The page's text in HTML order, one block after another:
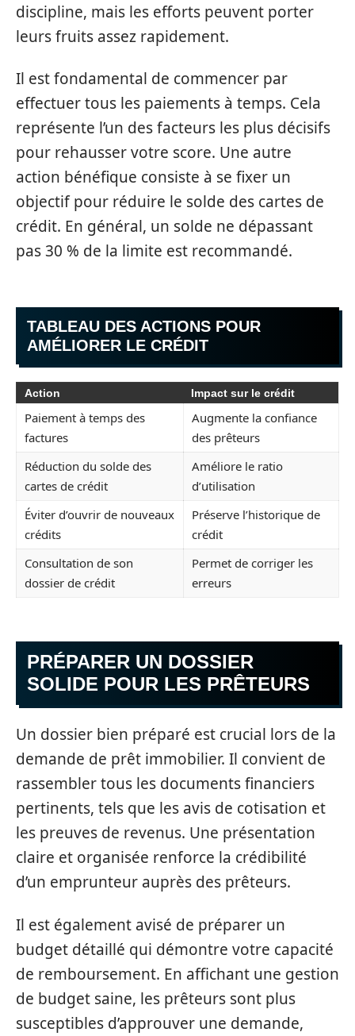
discipline, mais les efforts peuvent porter
leurs fruits assez rapidement.
Il est fondamental de commencer par
effectuer tous les paiements à temps. Cela
représente l’un des facteurs les plus décisifs
pour rehausser votre score. Une autre
action bénéfique consiste à se fixer un
objectif pour réduire le solde des cartes de
crédit. En général, un solde ne dépassant
pas 30 % de la limite est recommandé.
TABLEAU DES ACTIONS POUR
AMÉLIORER LE CRÉDIT
Action Impact sur le crédit
Paiement à temps des
factures
Augmente la confiance
des prêteurs
Réduction du solde des
cartes de crédit
Améliore le ratio
d’utilisation
Éviter d’ouvrir de nouveaux
crédits
Préserve l’historique de
crédit
Consultation de son
dossier de crédit
Permet de corriger les
erreurs
PRÉPARER UN DOSSIER
SOLIDE POUR LES PRÊTEURS
Un dossier bien préparé est crucial lors de la
demande de prêt immobilier. Il convient de
rassembler tous les documents financiers
pertinents, tels que les avis de cotisation et
les preuves de revenus. Une présentation
claire et organisée renforce la crédibilité
d’un emprunteur auprès des prêteurs.
Il est également avisé de préparer un
budget détaillé qui démontre votre capacité
de remboursement. En affichant une gestion
de budget saine, les prêteurs sont plus
susceptibles d’approuver une demande,